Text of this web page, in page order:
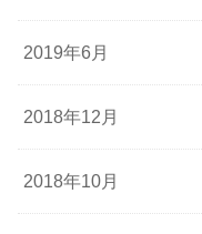
2019年6月
2018年12月
2018年10月